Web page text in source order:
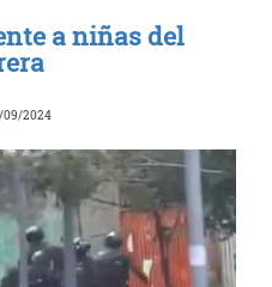
a niñas del
09/2024